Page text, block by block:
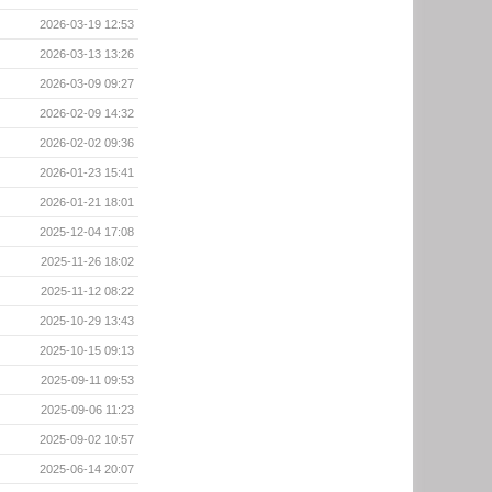
2026-03-19 12:53
2026-03-13 13:26
2026-03-09 09:27
2026-02-09 14:32
2026-02-02 09:36
2026-01-23 15:41
2026-01-21 18:01
2025-12-04 17:08
2025-11-26 18:02
2025-11-12 08:22
2025-10-29 13:43
2025-10-15 09:13
2025-09-11 09:53
2025-09-06 11:23
2025-09-02 10:57
2025-06-14 20:07